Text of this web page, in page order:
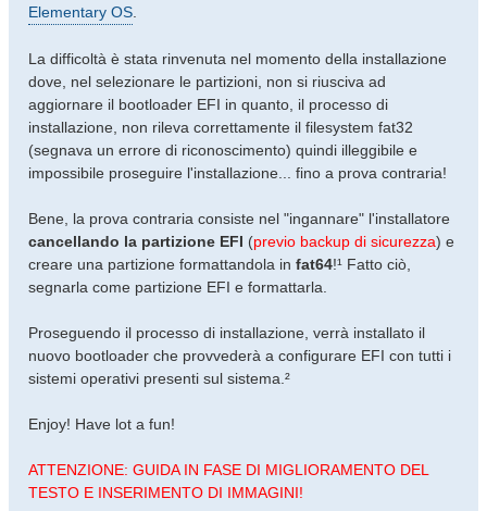
o
Elementary OS
La difficoltà è stata rinvenuta nel momento della installazione
dove, nel selezionare le partizioni, non si riusciva ad
aggiornare il bootloader EFI in quanto, il processo di
installazione, non rileva correttamente il filesystem fat32
(segnava un errore di riconoscimento) quindi illeggibile e
impossibile proseguire l'installazione... fino a prova contraria!
Bene, la prova contraria consiste nel "ingannare" l'installatore
cancellando la partizione EFI (previo backup di sicurezza) e
creare una partizione formattandola in fat64!¹ Fatto ciò,
segnarla come partizione EFI e formattarla.
Proseguendo il processo di installazione, verrà installato il
nuovo bootloader che provvederà a configurare EFI con tutti i
sistemi operativi presenti sul sistema.²
Enjoy! Have lot a fun!
ATTENZIONE: GUIDA IN FASE DI MIGLIORAMENTO DEL
TESTO E INSERIMENTO DI IMMAGINI!